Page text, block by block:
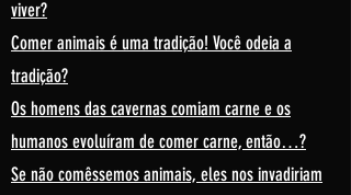
viver?
Comer animais é uma tradição! Você odeia a
tradição?
Os homens das cavernas comiam carne e os
humanos evoluíram de comer carne, então…?
Se não comêssemos animais, eles nos invadiriam